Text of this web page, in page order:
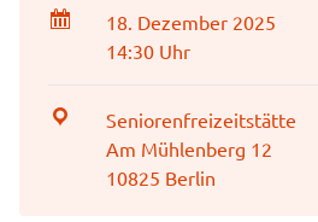
18. Dezember 2025
14:30 Uhr
Seniorenfreizeitstätte
Am Mühlenberg 12
10825 Berlin